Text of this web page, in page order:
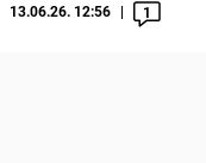
13.06.26. 12:56 1